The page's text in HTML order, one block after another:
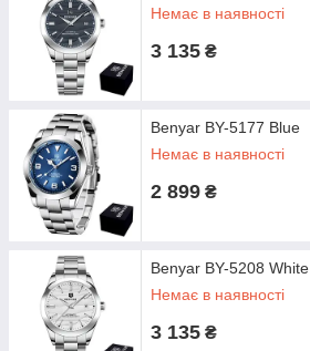
Немає в наявності
3 135 ₴
Benyar BY-5177 Blue
Немає в наявності
2 899 ₴
Benyar BY-5208 White
Немає в наявності
3 135 ₴